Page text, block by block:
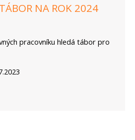
NA ROK 2024
pracovníku hledá tábor pro